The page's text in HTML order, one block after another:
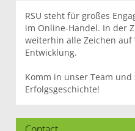
RSU steht für großes
im Online-Handel. In der
weiterhin alle Zeichen auf
Entwicklung.
Komm in unser Team
Erfolgsgeschichte!